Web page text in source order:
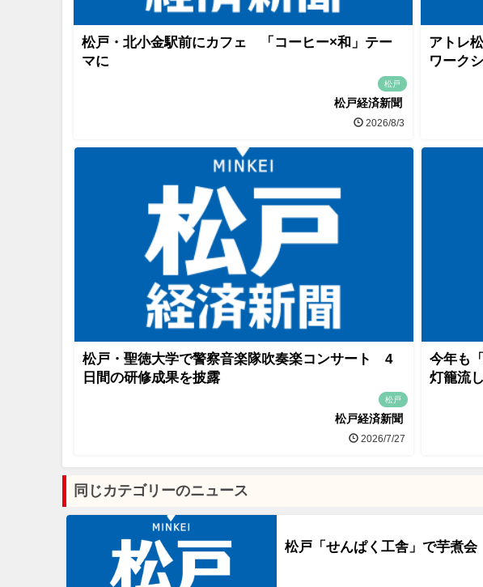
松戸・北小金駅前にカフェ 「コーヒー×和」テー
マに
松戸
松戸経済新聞
2026/8/3
アトレ
ワーク
松戸・聖徳大学で警察音楽隊吹奏楽コンサート 4
日間の研修成果を披露
松戸
松戸経済新聞
2026/7/27
今年も
灯籠流
同じカテゴリーのニュース
松戸「せんぱく工舎」で芋煮